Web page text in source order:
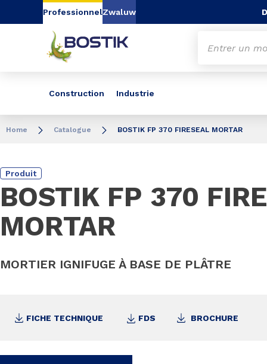
Aller au contenu Aller au menu Aller à la
ProfessionnelZwaluw
Construction Industrie
Home Catalogue BOSTIK FP 370 FIRESEAL MORTAR
Produit
BOSTIK FP 370
MORTAR
MORTIER IGNIFUGE À BASE DE PLÂTRE
FICHE TECHNIQUE FDS BROCHURE